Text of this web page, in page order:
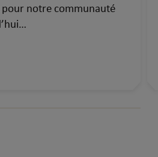
notre communauté